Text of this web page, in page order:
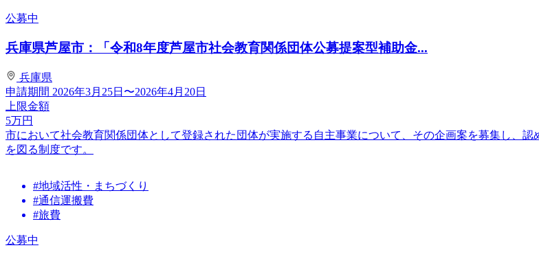
公募中
兵庫県芦屋市：「令和8年度芦屋市社会教育関係団体公募提案型補助金...
兵庫県
申請期間 2026年3月25日〜2026年4月20日
上限金額
5万円
市において社会教育関係団体として登録された団体が実施する自主事業について、その企画案を募集し、
を図る制度です。
#地域活性・まちづくり
#通信運搬費
#旅費
公募中